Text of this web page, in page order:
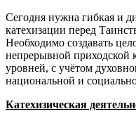
Сегодня нужна гибкая и
катехизации перед
Необходимо создавать
непрерывной приходской
уровней, с учётом
национальной и
Катехизическая